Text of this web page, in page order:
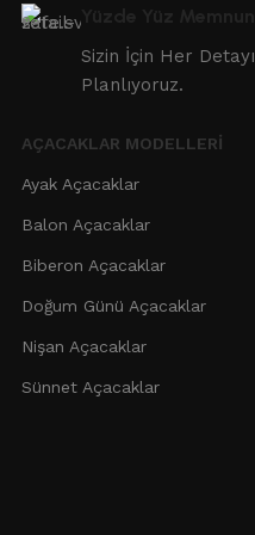
Sizin İçin Her Detayı
Planlıyoruz.
AÇACAKLAR MODELLERI
Ayak Açacaklar
Balon Açacaklar
Biberon Açacaklar
Doğum Günü Açacaklar
Nişan Açacaklar
Sünnet Açacaklar